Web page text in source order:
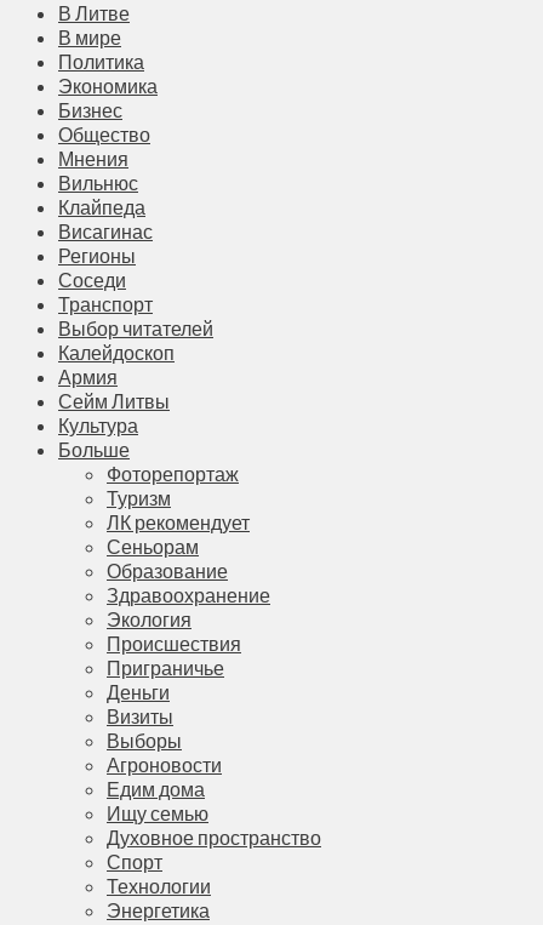
В Литве
В мире
Политика
Экономика
Бизнес
Общество
Мнения
Вильнюс
Клайпеда
Висагинас
Регионы
Соседи
Транспорт
Выбор читателей
Калейдоскоп
Армия
Сейм Литвы
Культура
Больше
Фоторепортаж
Туризм
ЛК рекомендует
Сеньорам
Образование
Здравоохранение
Экология
Происшествия
Приграничье
Деньги
Визиты
Выборы
Агроновости
Едим дома
Ищу семью
Духовное пространство
Спорт
Технологии
Энергетика